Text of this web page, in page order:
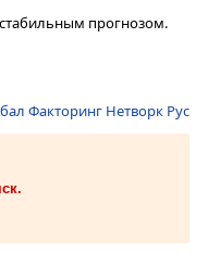
стабильным прогнозом.
Факторинг Нетворк Рус